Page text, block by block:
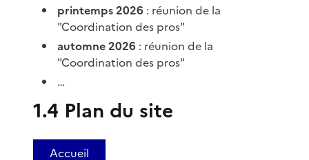
printemps 2026 : réunion de la
"Coordination des pros"
automne 2026 : réunion de la
"Coordination des pros"
…
1.4 Plan du site
Accueil